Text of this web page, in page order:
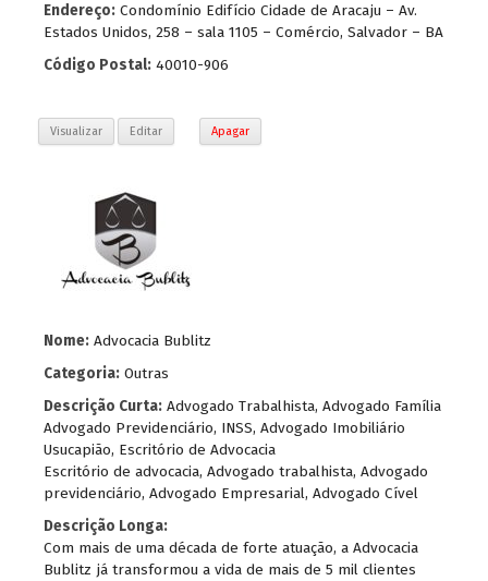
Endereço: Condomínio Edifício Cidade de Aracaju – Av.
Estados Unidos, 258 – sala 1105 – Comércio, Salvador – BA
Código Postal: 40010-906
Visualizar Editar Apagar
Nome: Advocacia Bublitz
Categoria: Outras
Descrição Curta: Advogado Trabalhista, Advogado Família
Advogado Previdenciário, INSS, Advogado Imobiliário
Usucapião, Escritório de Advocacia
Escritório de advocacia, Advogado trabalhista, Advogado
previdenciário, Advogado Empresarial, Advogado Cível
Descrição Longa:
Com mais de uma década de forte atuação, a Advocacia
Bublitz já transformou a vida de mais de 5 mil clientes